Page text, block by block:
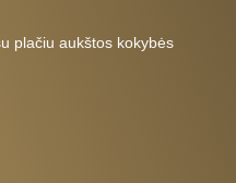
plačiu aukštos kokybės